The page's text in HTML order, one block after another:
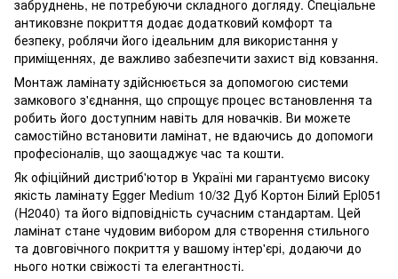
забруднень, не потребуючи складного догляду. Спеціальне
антиковзне покриття додає додатковий комфорт та
безпеку, роблячи його ідеальним для використання у
приміщеннях, де важливо забезпечити захист від ковзання.
Монтаж ламінату здійснюється за допомогою системи
замкового з'єднання, що спрощує процес встановлення та
робить його доступним навіть для новачків. Ви можете
самостійно встановити ламінат, не вдаючись до допомоги
професіоналів, що заощаджує час та кошти.
Як офіційний дистриб'ютор в Україні ми гарантуємо високу
якість ламінату Egger Medium 10/32 Дуб Кортон Білий Epl051
(H2040) та його відповідність сучасним стандартам. Цей
ламінат стане чудовим вибором для створення стильного
та довговічного покриття у вашому інтер'єрі, додаючи до
нього нотки свіжості та елегантності.